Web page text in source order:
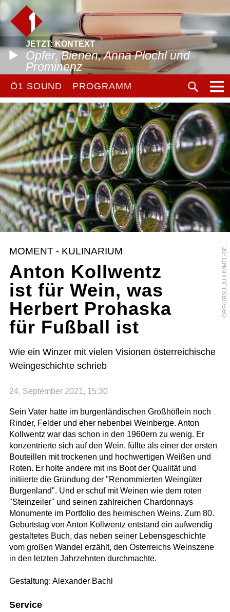
JETZT: KONTEXT
Opfer, Bienen, Anna Plochl und
Prominenz
Ö1 SOUND PROGRAMM
O
R
F
/
U
R
S
U
L
A
H
U
M
M
E
L
-
B
E
R
G
E
R
MOMENT - KULINARIUM
Anton Kollwentz
ist für Wein, was
Herbert Prohaska
für Fußball ist
Wie ein Winzer mit vielen Visionen österreichische
Weingeschichte schrieb
24. September 2021, 15:30
Sein Vater hatte im burgenländischen Großhöflein noch
Rinder, Felder und eher nebenbei Weinberge. Anton
Kollwentz war das schon in den 1960ern zu wenig. Er
konzentrierte sich auf den Wein, füllte als einer der ersten
Bouteillen mit trockenen und hochwertigen Weißen und
Roten. Er holte andere mit ins Boot der Qualität und
initiierte die Gründung der "Renommierten Weingüter
Burgenland". Und er schuf mit Weinen wie dem roten
"Steinzeiler" und seinen zahlreichen Chardonnays
Monumente im Portfolio des heimischen Weins. Zum 80.
Geburtstag von Anton Kollwentz entstand ein aufwendig
gestaltetes Buch, das neben seiner Lebensgeschichte
vom großen Wandel erzählt, den Österreichs Weinszene
in den letzten Jahrzehnten durchmachte.
Gestaltung: Alexander Bachl
Service